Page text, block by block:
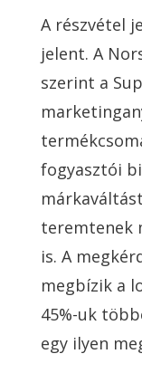
A részvétel
jelent. A
szerint a
fogyasztói
teremtenek
is. A
megbízik a
45%-uk
egy ilyen